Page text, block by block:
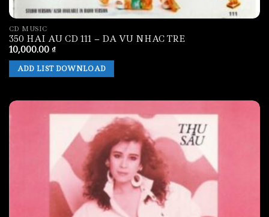
CD MUSIC
350 HAI AU CD 111 – DA VU NHAC TRE
10,000.00 ₫
ADD LIST DOWNLOAD